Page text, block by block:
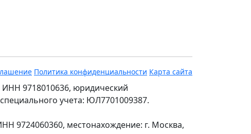
Политика конфиденциальности Карта сайта
9718010636, юридический
учета: ЮЛ7701009387.
9724060360, местонахождение: г. Москва,